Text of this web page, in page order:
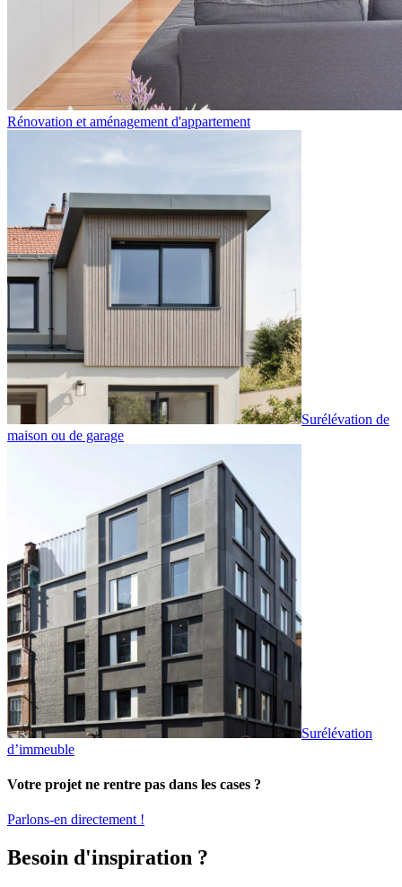
Rénovation et aménagement d'appartement
Surélévation de
maison ou de garage
Surélévation
d’immeuble
Votre projet ne rentre pas dans les cases ?
Parlons-en directement !
Besoin d'inspiration ?